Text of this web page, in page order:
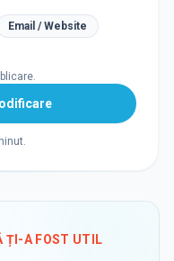
Email / Website
ȚI-A FOST UTIL